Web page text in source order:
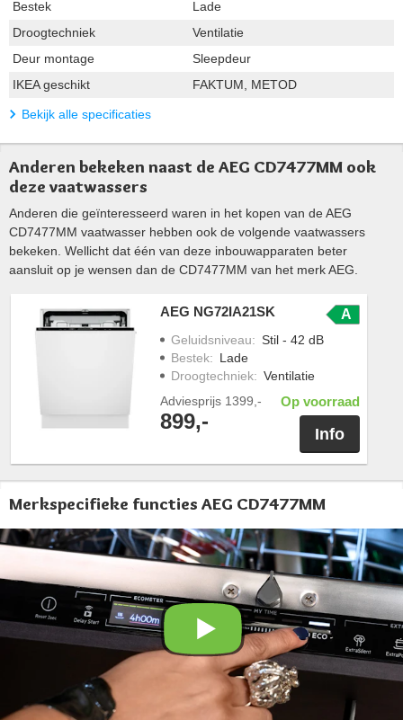
Bestek
Lade
Droogtechniek
Ventilatie
Deur montage
Sleepdeur
IKEA geschikt
FAKTUM, METOD
Bekijk alle specificaties
Anderen bekeken naast de AEG CD7477MM ook
deze vaatwassers
Anderen die geïnteresseerd waren in het kopen van de AEG
CD7477MM vaatwasser hebben ook de volgende vaatwassers
bekeken. Wellicht dat één van deze inbouwapparaten beter
aansluit op je wensen dan de CD7477MM van het merk AEG.
AEG NG72IA21SK A
Geluidsniveau: Stil - 42 dB
Bestek: Lade
Droogtechniek: Ventilatie
Adviesprijs 1399,-
899,-
Op voorraad
Info
Merkspecifieke functies AEG CD7477MM